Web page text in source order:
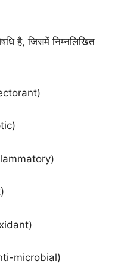
है, जिसमें निम्नलिखित
microbial)